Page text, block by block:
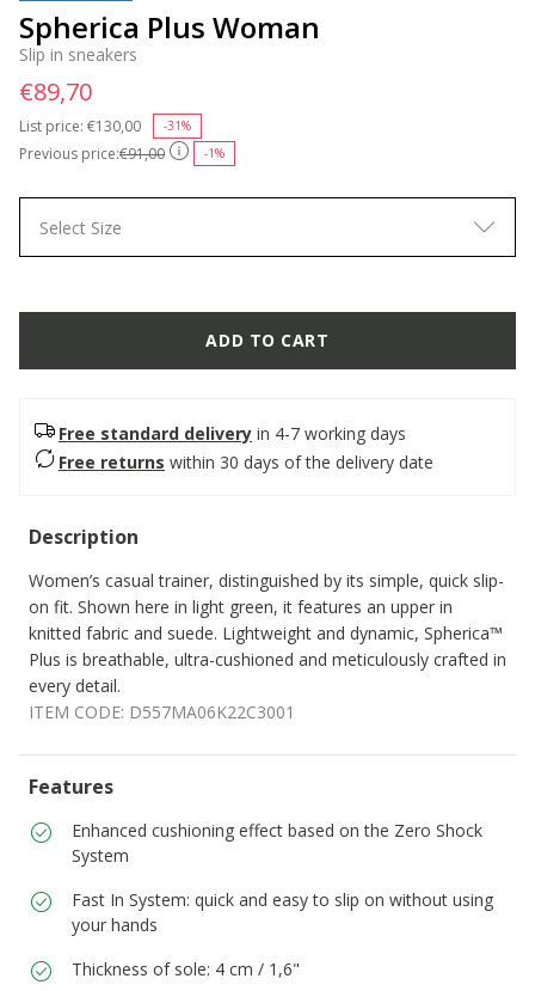
Spherica Plus Woman
Slip in sneakers
Previous price:€91,00 -1%
List price: Price reduced from
€130,00 -31%
€89,70
Select Size
ADD TO CART
Free standard delivery in 4-7 working days
Free returns within 30 days of the delivery date
Description
Women’s casual trainer, distinguished by its simple, quick slip-
on fit. Shown here in light green, it features an upper in
knitted fabric and suede. Lightweight and dynamic, Spherica™
Plus is breathable, ultra-cushioned and meticulously crafted in
every detail.
ITEM CODE: D557MA06K22C3001
Features
Enhanced cushioning effect based on the Zero Shock
System
Fast In System: quick and easy to slip on without using
your hands
Thickness of sole: 4 cm / 1,6"